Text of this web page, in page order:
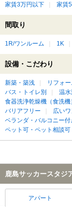
家賃3万円以下
家賃
間取り
1R/ワンルーム 1K
設備・こだわり
新築・築浅 リフォ
バス・トイレ別
温水
食器洗浄乾燥機（食洗機
バリアフリー
広い
ベランダ・バルコニー付
ペット可・ペット相談可
鹿島サッカースタジ
アパート